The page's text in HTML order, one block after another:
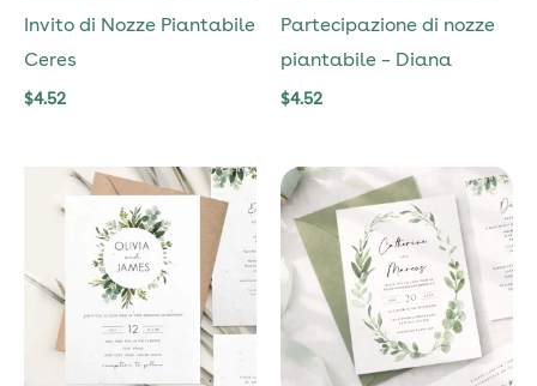
Invito di Nozze Piantabile
Ceres
$4.52
Partecipazione di nozze
piantabile – Diana
$4.52